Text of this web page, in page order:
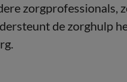
zorgprofessionals,
de zorghulp